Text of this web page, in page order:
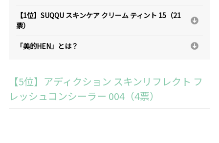
【1位】SUQQU スキンケア クリーム ティント 15（21
票）
「美的HEN」とは？
【5位】アディクション スキンリフレクト フ
レッシュコンシーラー 004（4票）